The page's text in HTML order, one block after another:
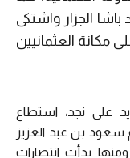
الجزار واشتكى
مكانة العثمانيين
على نجد، استطاع
سعود بن عبد العزيز
بدأت انتصارات